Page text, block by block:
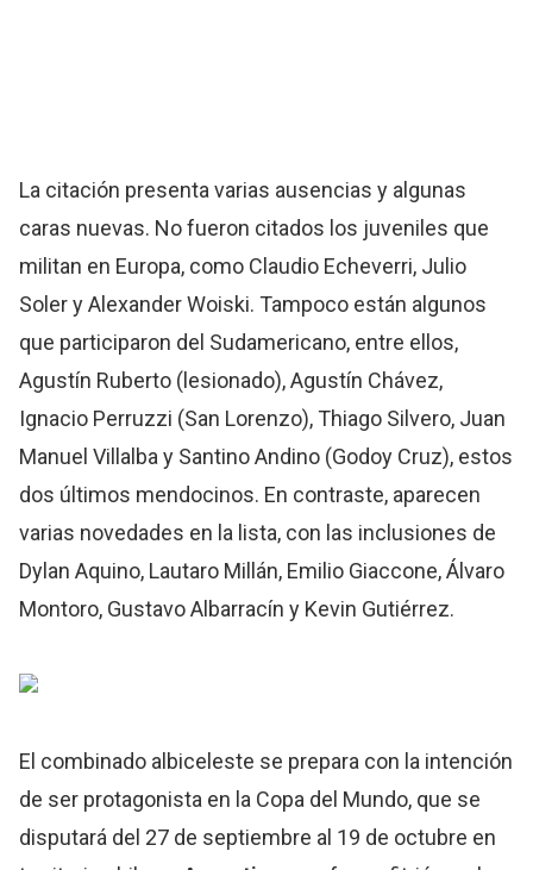
La citación presenta varias ausencias y algunas
caras nuevas. No fueron citados los juveniles que
militan en Europa, como Claudio Echeverri, Julio
Soler y Alexander Woiski. Tampoco están algunos
que participaron del Sudamericano, entre ellos,
Agustín Ruberto (lesionado), Agustín Chávez,
Ignacio Perruzzi (San Lorenzo), Thiago Silvero, Juan
Manuel Villalba y Santino Andino (Godoy Cruz), estos
dos últimos mendocinos. En contraste, aparecen
varias novedades en la lista, con las inclusiones de
Dylan Aquino, Lautaro Millán, Emilio Giaccone, Álvaro
Montoro, Gustavo Albarracín y Kevin Gutiérrez.
El combinado albiceleste se prepara con la intención
de ser protagonista en la Copa del Mundo, que se
disputará del 27 de septiembre al 19 de octubre en